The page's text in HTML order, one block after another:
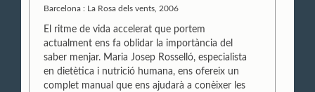
Barcelona : La Rosa dels vents, 2006
El ritme de vida accelerat que portem
actualment ens fa oblidar la importància del
saber menjar. Maria Josep Rosselló, especialista
en dietètica i nutrició humana, ens ofereix un
complet manual que ens ajudarà a conèixer les